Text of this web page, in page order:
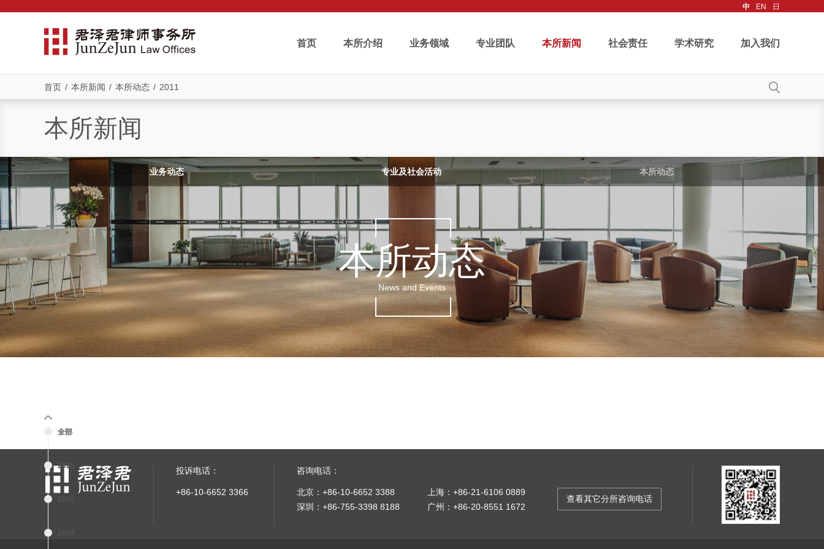
中 EN 日
首页 本所介绍 业务领域 专业团队 本所新闻 社会责任 学术研究 加入我们
首页 / 本所新闻 / 本所动态 / 2011
本所新闻
业务动态 专业及社会活动 本所动态
本所动态
News and Events
全部
2026 投诉电话：
+86-10-6652 3366
咨询电话：
北京：+86-10-6652 3388
上海：+86-21-6106 0889
深圳：+86-755-3398 8188
广州：+86-20-8551 1672
查看其它分所咨询电话